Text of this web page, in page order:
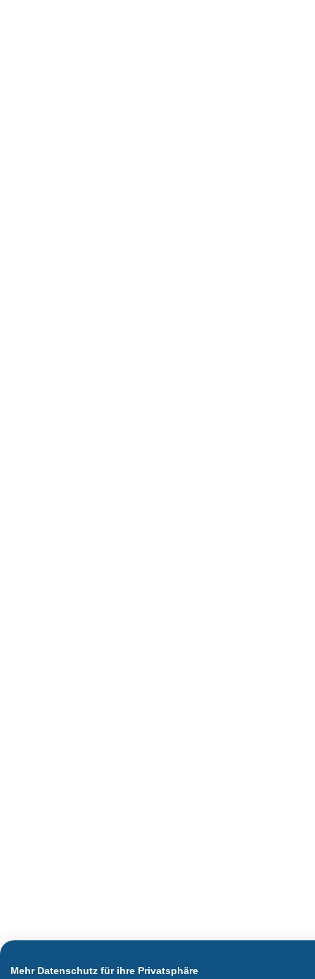
Mehr Datenschutz für ihre Privatsphäre